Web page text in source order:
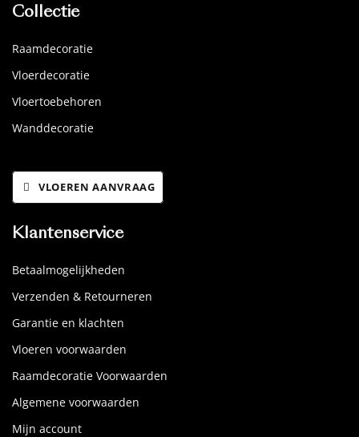
Collectie
Raamdecoratie
Vloerdecoratie
Vloertoebehoren
Wanddecoratie
VLOEREN AANVRAAG
Klantenservice
Betaalmogelijkheden
Verzenden & Retourneren
Garantie en klachten
Vloeren voorwaarden
Raamdecoratie Voorwaarden
Algemene voorwaarden
Mijn account